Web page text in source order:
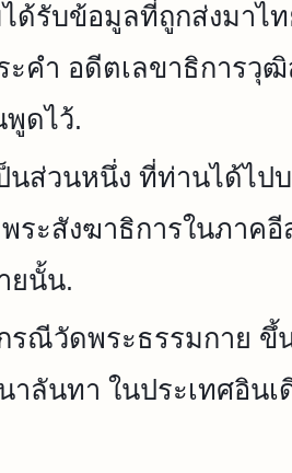
ด้รับข้อมูลที่ถูกส่งมาไ
ะคำ อดีตเลขาธิการวุ
พูดไว้.
นส่วนหนึ่ง ที่ท่านได้ไป
ระสังฆาธิการในภาคอี
ยนั้น.
รณีวัดพระธรรมกาย ขึ้
าลันทา ในประเทศอิน